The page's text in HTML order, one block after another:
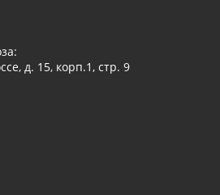
д. 15, корп.1, стр. 9